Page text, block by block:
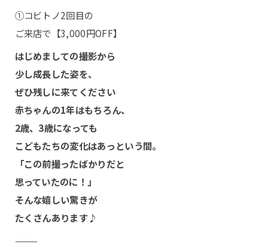
①コビトノ2回目の
ご来店で【3,000円OFF】
はじめましての撮影から
少し成長した姿を、
ぜひ残しに来てください
赤ちゃんの1年はもちろん、
2歳、3歳になっても
こどもたちの変化はあっという間。
「この前撮ったばかりだと
思っていたのに！」
そんな嬉しい驚きが
たくさんあります♪
⸻